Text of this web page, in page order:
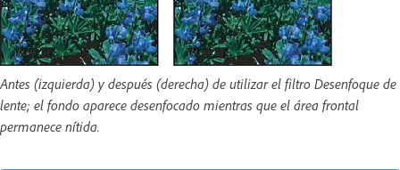
Antes (izquierda) y después (derecha) de utilizar el filtro Desenfoque de
lente; el fondo aparece desenfocado mientras que el área frontal
permanece nítida.